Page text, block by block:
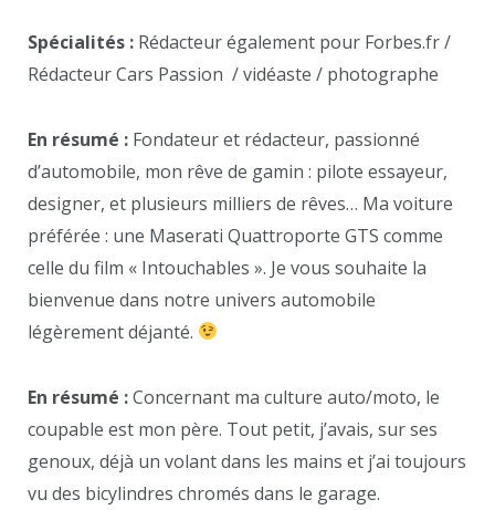
Spécialités : Rédacteur également pour Forbes.fr /
Rédacteur Cars Passion / vidéaste / photographe
En résumé : Fondateur et rédacteur, passionné
d’automobile, mon rêve de gamin : pilote essayeur,
designer, et plusieurs milliers de rêves… Ma voiture
préférée : une Maserati Quattroporte GTS comme
celle du film « Intouchables ». Je vous souhaite la
bienvenue dans notre univers automobile
légèrement déjanté.
En résumé :Concernant ma culture auto/moto, le
coupable est mon père. Tout petit, j’avais, sur ses
genoux, déjà un volant dans les mains et j’ai toujours
vu des bicylindres chromés dans le garage.